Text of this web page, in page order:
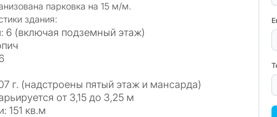
парковка на 15 м/м.
здания:
6 (включая подземный этаж)
г. (надстроены пятый этаж и мансарда)
от 3,15 до 3,25 м
151 кв.м